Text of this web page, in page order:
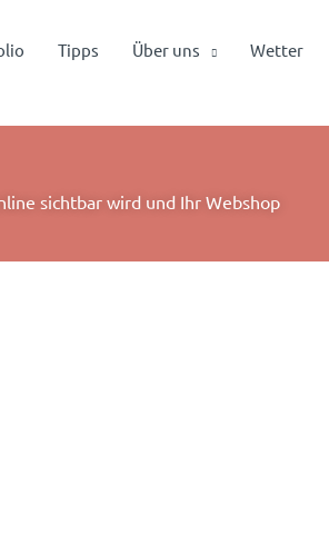
Tipps Über uns Wetter
sichtbar wird und Ihr Webshop